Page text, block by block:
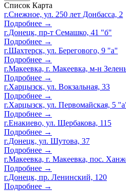
Список Карта
г.Снежное, ул. 250 лет Донбасса, 2
Подробнее →
г.Донецк, пр-т Семашко, 41 "б"
Подробнее →
г.Шахтерск, ул. Берегового, 9 "а"
Подробнее →
г.Макеевка, г. Макеевка, м-н
Подробнее →
г.Харцызск, ул. Вокзальная, 33
Подробнее →
г.Харцызск, ул. Первомайская, 5
Подробнее →
г.Енакиево, ул. Щербакова, 115
Подробнее →
г.Донецк, ул. Шутова, 37
Подробнее →
г.Макеевка, г. Макеевка, пос.
Подробнее →
г.Донецк, пр. Ленинский, 120
Подробнее →